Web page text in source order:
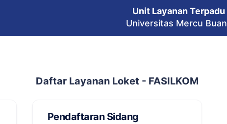
Unit Layanan Terpadu
Universitas Mercu
Daftar Layanan Loket - FASILKOM
Pendaftaran Sidang